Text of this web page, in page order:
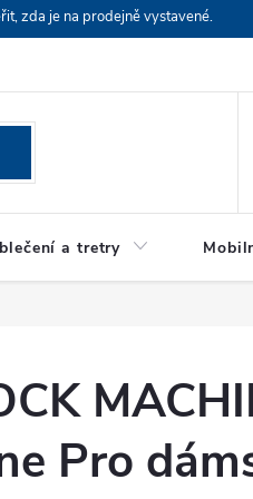
zda je na prodejně vystavené.
a tretry
Pro